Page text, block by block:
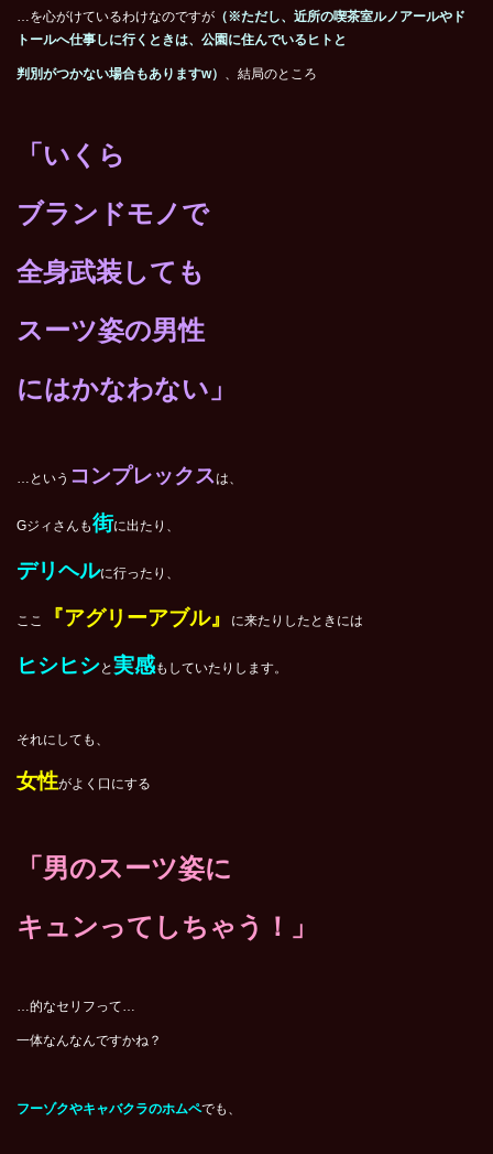
…を心がけているわけなのですが （※ただし、近所の喫茶室ルノアールやド
トールへ仕事しに行くときは、公園に住んでいるヒトと
判別がつかない場合もありますw） 、結局のところ
「いくら
ブランドモノで
全身武装しても
スーツ姿の男性
にはかなわない」
…という コンプレックスは、
Gジィさんも街に出たり、
デリヘルに行ったり、
ここ 『アグリーアブル』 に来たりしたときには
ヒシヒシと実感もしていたりします。
それにしても、
女性がよく口にする
「男のスーツ姿に
キュンってしちゃう！」
…的なセリフって…
一体なんなんですかね？
フーゾクやキャバクラのホムペでも、